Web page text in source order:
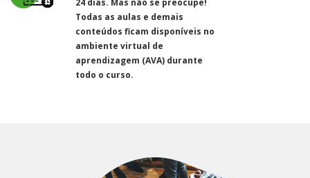
24 dias. Mas não se preocupe!
Todas as aulas e demais
conteúdos ficam disponíveis no
ambiente virtual de
aprendizagem (AVA) durante
todo o curso.